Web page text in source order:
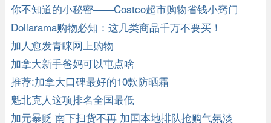
你不知道的小秘密——Costco超市购物省钱小窍门
Dollarama购物必知：这几类商品千万不要买！
加人愈发青睐网上购物
加拿大新手爸妈可以屯点啥
推荐:加拿大口碑最好的10款防晒霜
魁北克人这项排名全国最低
加元暴贬 南下扫货不再 加国本地排队抢购气氛淡